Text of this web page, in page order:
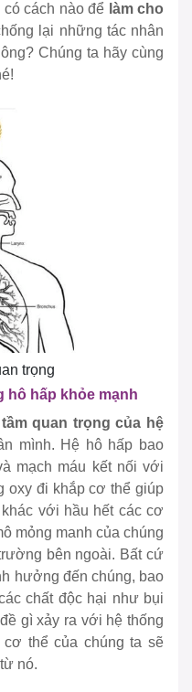
cách nào để làm cho
lại những tác nhân
Chúng ta hãy cùng
trọng
hô hấp khỏe mạnh
tầm quan trọng của hệ
mình. Hệ hô hấp bao
mạch máu kết nối với
oxy đi khắp cơ thể giúp
với hầu hết các cơ
mỏng manh của chúng
bên ngoài. Bất cứ
hưởng đến chúng, bao
chất độc hại như bụi
gì xảy ra với hệ thống
thể của chúng ta sẽ
nó.